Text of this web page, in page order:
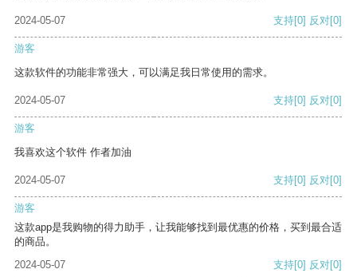
2024-05-07 支持[0] 反对[0]
游客
这款软件的功能非常强大，可以满足我日常使用的需求。
2024-05-07 支持[0] 反对[0]
游客
我喜欢这个软件 作者加油
2024-05-07 支持[0] 反对[0]
游客
这款app是我购物的得力助手，让我能够找到最优惠的价格，买到最合适
的商品。
2024-05-07
支持[0] 反对[0]